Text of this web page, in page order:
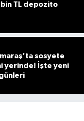
bin TL depozito
sosyete
yerinde! İşte yeni